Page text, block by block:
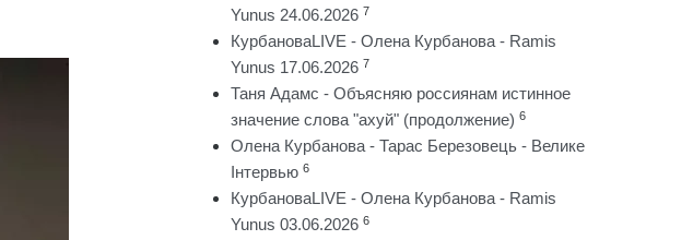
Yunus 24.06.2026 7
КурбановаLIVE - Олена Курбанова - Ramis
Yunus 17.06.2026 7
Таня Адамс - Объясняю россиянам истинное
значение слова "ахуй" (продолжение) 6
Олена Курбанова - Тарас Березовець - Велике
Інтервью 6
КурбановаLIVE - Олена Курбанова - Ramis
Yunus 03.06.2026 6